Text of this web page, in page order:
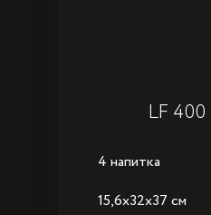
LF 400
4 напитка
15,6x32x37 см